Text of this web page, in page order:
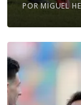
POR MIGUEL